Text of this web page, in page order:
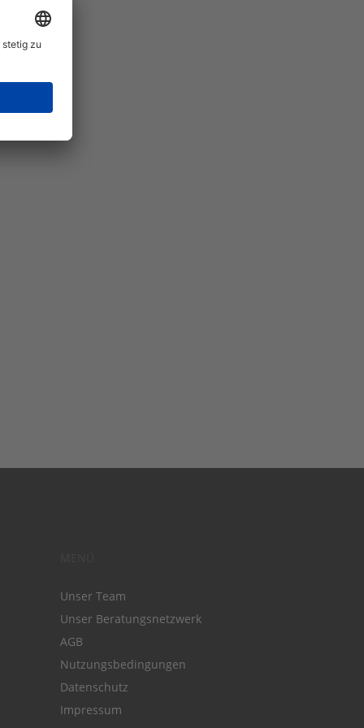
Unser Team
Unser Beratungsnetzwerk
AGB
Nutzungsbedingungen
Datenschutz
Impressum